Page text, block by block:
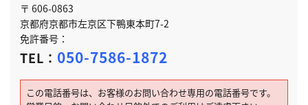
〒 606-0863
京都府京都市左京区下鴨東本町7-2
免許番号：
TEL： 050-7586-1872
この電話番号は、お客様のお問い合わせ専用の電話番号です。